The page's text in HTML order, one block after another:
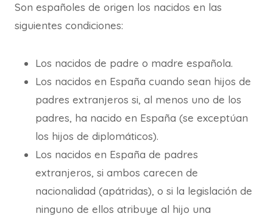
Son españoles de origen los nacidos en las
siguientes condiciones:
Los nacidos de padre o madre española.
Los nacidos en España cuando sean hijos de
padres extranjeros si, al menos uno de los
padres, ha nacido en España (se exceptúan
los hijos de diplomáticos).
Los nacidos en España de padres
extranjeros, si ambos carecen de
nacionalidad (apátridas), o si la legislación de
ninguno de ellos atribuye al hijo una